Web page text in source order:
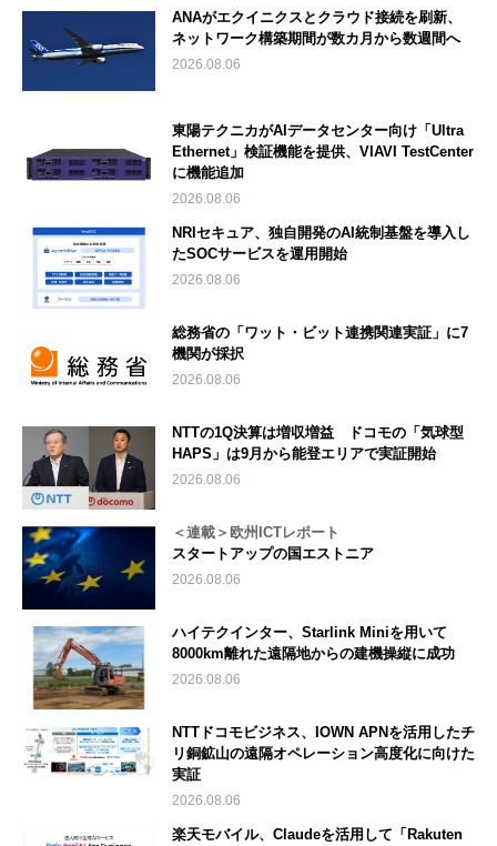
ANAがエクイニクスとクラウド接続を刷新、
ネットワーク構築期間が数カ月から数週間へ
2026.08.06
東陽テクニカがAIデータセンター向け「Ultra
Ethernet」検証機能を提供、VIAVI TestCenter
に機能追加
2026.08.06
NRIセキュア、独自開発のAI統制基盤を導入し
たSOCサービスを運用開始
2026.08.06
総務省の「ワット・ビット連携関連実証」に7
機関が採択
2026.08.06
NTTの1Q決算は増収増益 ドコモの「気球型
HAPS」は9月から能登エリアで実証開始
2026.08.06
＜連載＞欧州ICTレポート
スタートアップの国エストニア
2026.08.06
ハイテクインター、Starlink Miniを用いて
8000km離れた遠隔地からの建機操縦に成功
2026.08.06
NTTドコモビジネス、IOWN APNを活用したチ
リ銅鉱山の遠隔オペレーション高度化に向けた
実証
2026.08.06
楽天モバイル、Claudeを活用して「Rakuten